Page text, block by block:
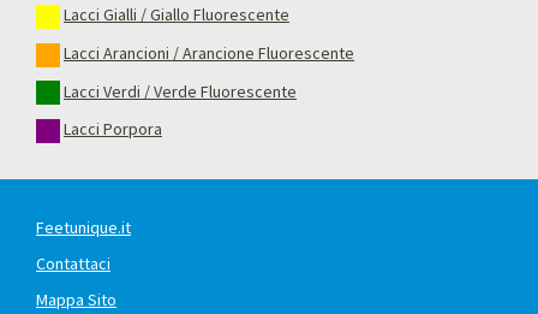
Lacci Gialli / Giallo Fluorescente
Lacci Arancioni / Arancione Fluorescente
Lacci Verdi / Verde Fluorescente
Lacci Porpora
Feetunique.it
Contattaci
Mappa Sito